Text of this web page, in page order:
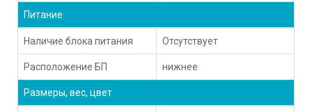
Питание
Наличие блока питания Отсутствует
Расположение БП нижнее
Размеры, вес, цвет